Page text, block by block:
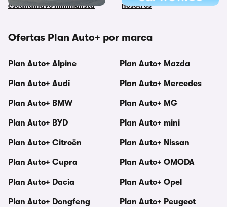
escandinavo minimalista
nosotros
Ofertas Plan Auto+ por marca
Plan Auto+ Alpine
Plan Auto+ Audi
Plan Auto+ BMW
Plan Auto+ BYD
Plan Auto+ Citroën
Plan Auto+ Cupra
Plan Auto+ Dacia
Plan Auto+ Dongfeng
Plan Auto+ Mazda
Plan Auto+ Mercedes
Plan Auto+ MG
Plan Auto+ mini
Plan Auto+ Nissan
Plan Auto+ OMODA
Plan Auto+ Opel
Plan Auto+ Peugeot